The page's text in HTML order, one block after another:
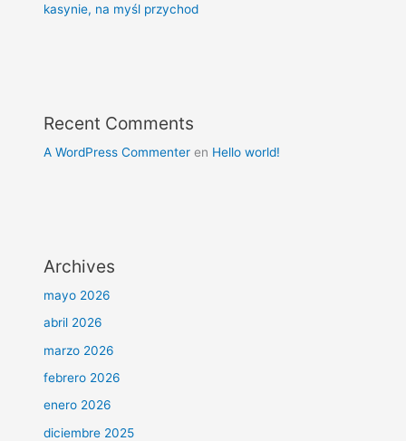
kasynie, na myśl przychod
Recent Comments
A WordPress Commenter en Hello world!
Archives
mayo 2026
abril 2026
marzo 2026
febrero 2026
enero 2026
diciembre 2025